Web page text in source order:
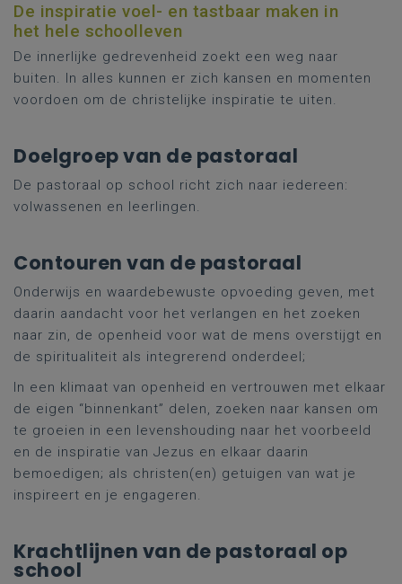
De inspiratie voel- en tastbaar maken in
het hele schoolleven
De innerlijke gedrevenheid zoekt een weg naar
buiten. In alles kunnen er zich kansen en momenten
voordoen om de christelijke inspiratie te uiten.
Doelgroep van de pastoraal
De pastoraal op school richt zich naar iedereen:
volwassenen en leerlingen.
Contouren van de pastoraal
Onderwijs en waardebewuste opvoeding geven, met
daarin aandacht voor het verlangen en het zoeken
naar zin, de openheid voor wat de mens overstijgt en
de spiritualiteit als integrerend onderdeel;
In een klimaat van openheid en vertrouwen met elkaar
de eigen “binnenkant” delen, zoeken naar kansen om
te groeien in een levenshouding naar het voorbeeld
en de inspiratie van Jezus en elkaar daarin
bemoedigen; als christen(en) getuigen van wat je
inspireert en je engageren.
Krachtlijnen van de pastoraal op
school